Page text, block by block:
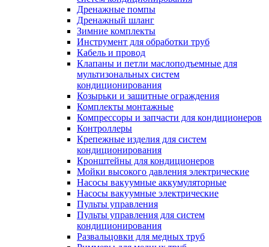
Дренажные помпы
Дренажный шланг
Зимние комплекты
Инструмент для обработки труб
Кабель и провод
Клапаны и петли маслоподъемные для
мультизональных систем
кондиционирования
Козырьки и защитные ограждения
Комплекты монтажные
Компрессоры и запчасти для кондиционеров
Контроллеры
Крепежные изделия для систем
кондиционирования
Кронштейны для кондиционеров
Мойки высокого давления электрические
Насосы вакуумные аккумуляторные
Насосы вакуумные электрические
Пульты управления
Пульты управления для систем
кондиционирования
Развальцовки для медных труб